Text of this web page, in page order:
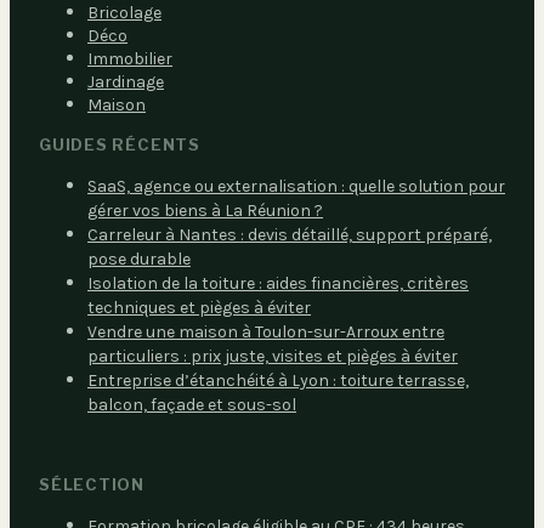
Bricolage
Déco
Immobilier
Jardinage
Maison
GUIDES RÉCENTS
SaaS, agence ou externalisation : quelle solution pour
gérer vos biens à La Réunion ?
Carreleur à Nantes : devis détaillé, support préparé,
pose durable
Isolation de la toiture : aides financières, critères
techniques et pièges à éviter
Vendre une maison à Toulon-sur-Arroux entre
particuliers : prix juste, visites et pièges à éviter
Entreprise d’étanchéité à Lyon : toiture terrasse,
balcon, façade et sous-sol
SÉLECTION